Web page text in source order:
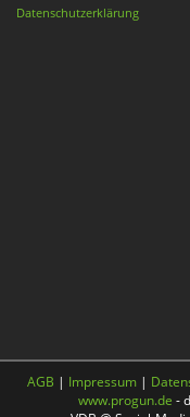
Datenschutzerklärung
AGB | Impressum |
www.progun.de -